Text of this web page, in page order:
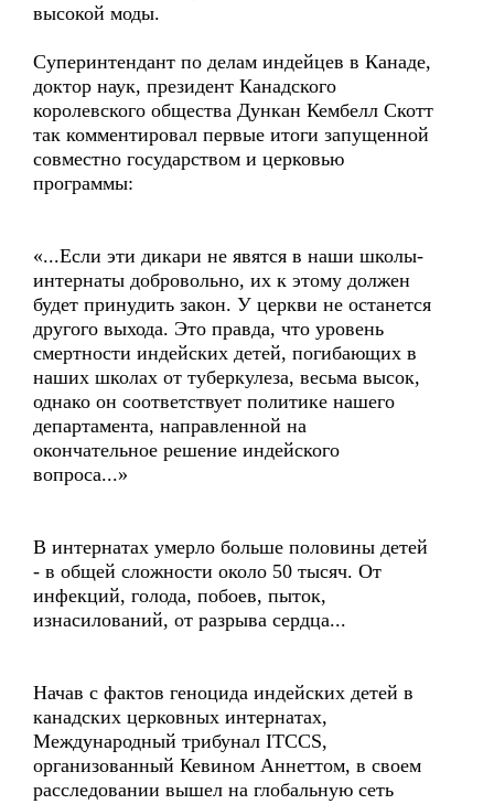
высокой моды.
Суперинтендант по делам индейцев в Канаде,
доктор наук, президент Канадского
королевского общества Дункан Кембелл Скотт
так комментировал первые итоги запущенной
совместно государством и церковью
программы:
«...Если эти дикари не явятся в наши школы-
интернаты добровольно, их к этому должен
будет принудить закон. У церкви не останется
другого выхода. Это правда, что уровень
смертности индейских детей, погибающих в
наших школах от туберкулеза, весьма высок,
однако он соответствует политике нашего
департамента, направленной на
окончательное решение индейского
вопроса...»
В интернатах умерло больше половины детей
- в общей сложности около 50 тысяч. От
инфекций, голода, побоев, пыток,
изнасилований, от разрыва сердца...
Начав с фактов геноцида индейских детей в
канадских церковных интернатах,
Международный трибунал ITCCS,
организованный Кевином Аннеттом, в своем
расследовании вышел на глобальную сеть